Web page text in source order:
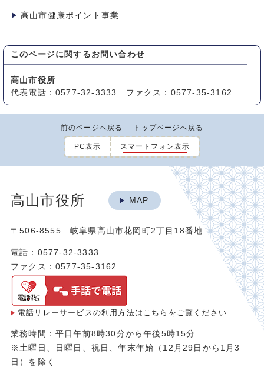
高山市健康ポイント事業
このページに関する お問い合わせ
高山市役所
代表電話：0577-32-3333 ファクス：0577-35-3162
前のページへ戻る トップページへ戻る
PC表示 スマートフォン表示
高山市役所 MAP
〒506-8555 岐阜県高山市花岡町2丁目18番地
電話：0577-32-3333
ファクス：0577-35-3162
電話リレーサービスの利用方法は こちらをご覧ください
業務時間：平日午前8時30分から午後5時15分
※土曜日、日曜日、祝日、年末年始（12月29日から1月3
日）を除く